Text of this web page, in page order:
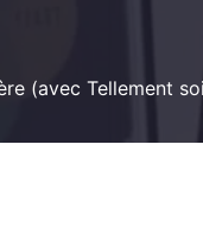
(avec Tellement